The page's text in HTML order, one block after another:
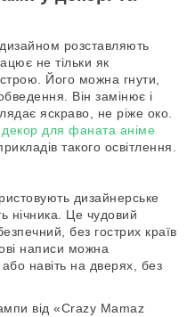
розставляють
не тільки як
Його можна гнути,
Він замінює і
яскраво, не ріже око.
для фаната аніме
такого освітлення.
дизайнерське
нічника. Це чудовий
без гострих країв
написи можна
або навіть на дверях, без
від «Crazy Mamaz